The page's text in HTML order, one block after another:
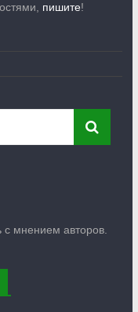
пишите!
с мнением авторов.